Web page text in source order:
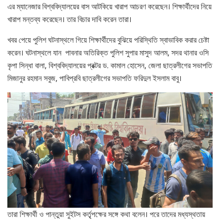
এর ম্যানেজার বিশ্ববিদ্যালয়ের বাস আটকিয়ে খারাপ আচরণ করেছেন। শিক্ষার্থীদের নিয়ে
খারাপ মন্তব্য করেছেন। তার বিচার দাবি করেন তারা।
খবর পেয়ে পুলিশ ঘটনাস্থলে গিয়ে শিক্ষার্থীদের বুঝিয়ে পরিস্থিতি স্বাভাবিক করার চেষ্টা
করেন। ঘটনাস্থলে যান পাবনার অতিরিক্ত পুলিশ সুপার মাসুদ আলম, সদর থানার ওসি
কৃপা সিন্ধা বালা, বিশ্ববিদ্যালয়ের প্রক্টর ড. কামাল হোসেন, জেলা ছাত্রলীগের সভাপতি
মিজানুর রহমান সবুজ, পাবিপ্রবি ছাত্রলীগের সভাপতি ফরিদুল ইসলাম বাবু।
তারা শিক্ষার্থী ও পান্তুয়া সুইটস কর্তৃৃপক্ষের সঙ্গে কথা বলেন। পরে তাদের মধ্যস্থতায়